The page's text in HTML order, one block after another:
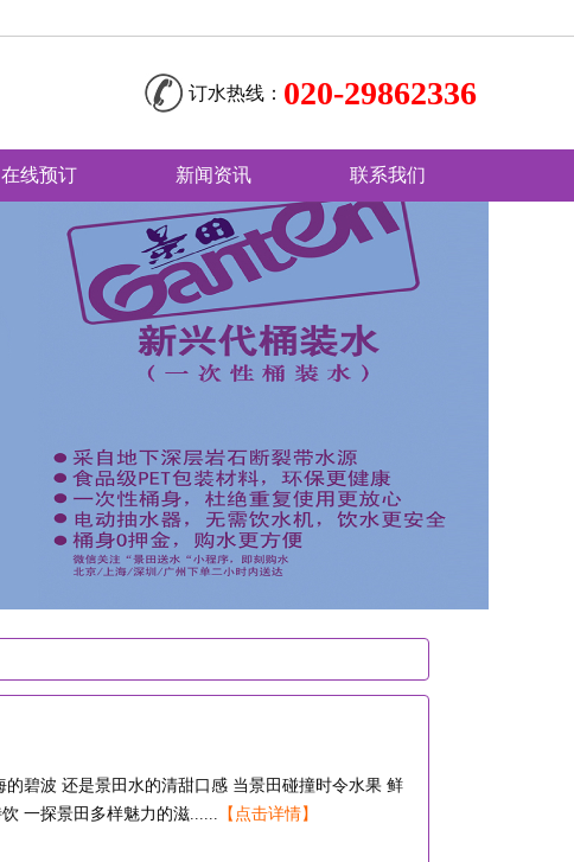
020-29862336
订水热线：
在线预订 新闻资讯 联系我们
碧波 还是景田水的清甜口感 当景田碰撞时令水果 鲜
一探景田多样魅力的滋...... 【点击详情】